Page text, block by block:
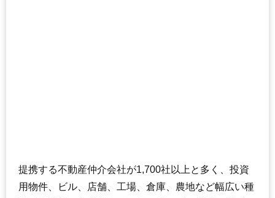
提携する不動産仲介会社が1,700社以上と多く、投資
用物件、ビル、店舗、工場、倉庫、農地など幅広い種